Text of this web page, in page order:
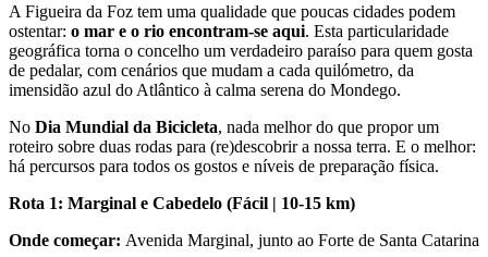
A Figueira da Foz tem uma qualidade que poucas cidades podem
ostentar: o mar e o rio encontram-se aqui. Esta particularidade
geográfica torna o concelho um verdadeiro paraíso para quem gosta
de pedalar, com cenários que mudam a cada quilómetro, da
imensidão azul do Atlântico à calma serena do Mondego.
No Dia Mundial da Bicicleta, nada melhor do que propor um
roteiro sobre duas rodas para (re)descobrir a nossa terra. E o melhor:
há percursos para todos os gostos e níveis de preparação física.
Rota 1: Marginal e Cabedelo (Fácil | 10-15 km)
Onde começar: Avenida Marginal, junto ao Forte de Santa Catarina